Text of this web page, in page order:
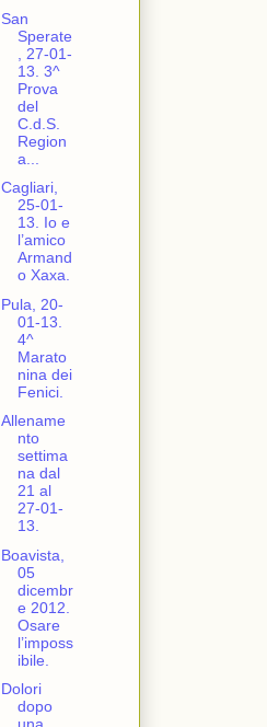
San
Sperate
, 27-01-
13. 3^
Prova
del
C.d.S.
Region
a...
Cagliari,
25-01-
13. Io e
l’amico
Armand
o Xaxa.
Pula, 20-
01-13.
4^
Marato
nina dei
Fenici.
Allename
nto
settima
na dal
21 al
27-01-
13.
Boavista,
05
dicembr
e 2012.
Osare
l’imposs
ibile.
Dolori
dopo